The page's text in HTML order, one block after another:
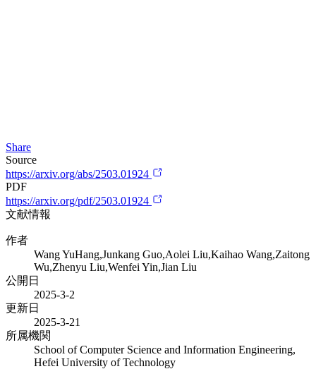
Share
Source
https://arxiv.org/abs/2503.01924
PDF
https://arxiv.org/pdf/2503.01924
文献情報
作者
Wang YuHang,Junkang Guo,Aolei Liu,Kaihao Wang,Zaitong
Wu,Zhenyu Liu,Wenfei Yin,Jian Liu
公開日
2025-3-2
更新日
2025-3-21
所属機関
School of Computer Science and Information Engineering,
Hefei University of Technology